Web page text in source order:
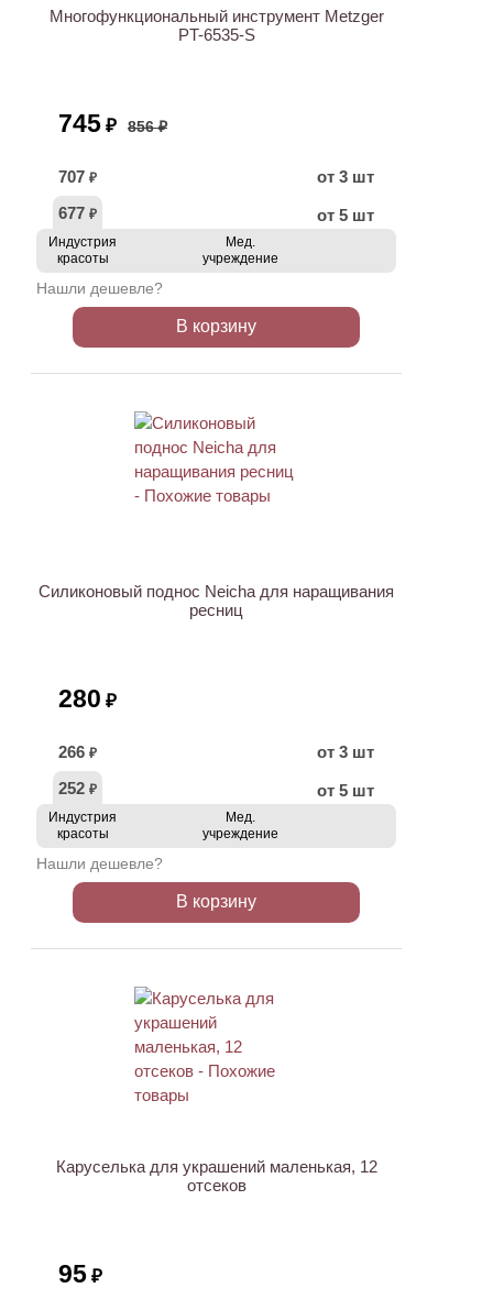
Многофункциональный инструмент Metzger
PT-6535-S
745 ₽ 856 ₽
707 ₽
от 3 шт
677 ₽ от 5 шт
Индустрия
красоты
Мед.
учреждение
Нашли дешевле?
В корзину
Силиконовый поднос Neicha для наращивания
ресниц
280 ₽
266 ₽
от 3 шт
252 ₽ от 5 шт
Индустрия
красоты
Мед.
учреждение
Нашли дешевле?
В корзину
Каруселька для украшений маленькая, 12
отсеков
95 ₽